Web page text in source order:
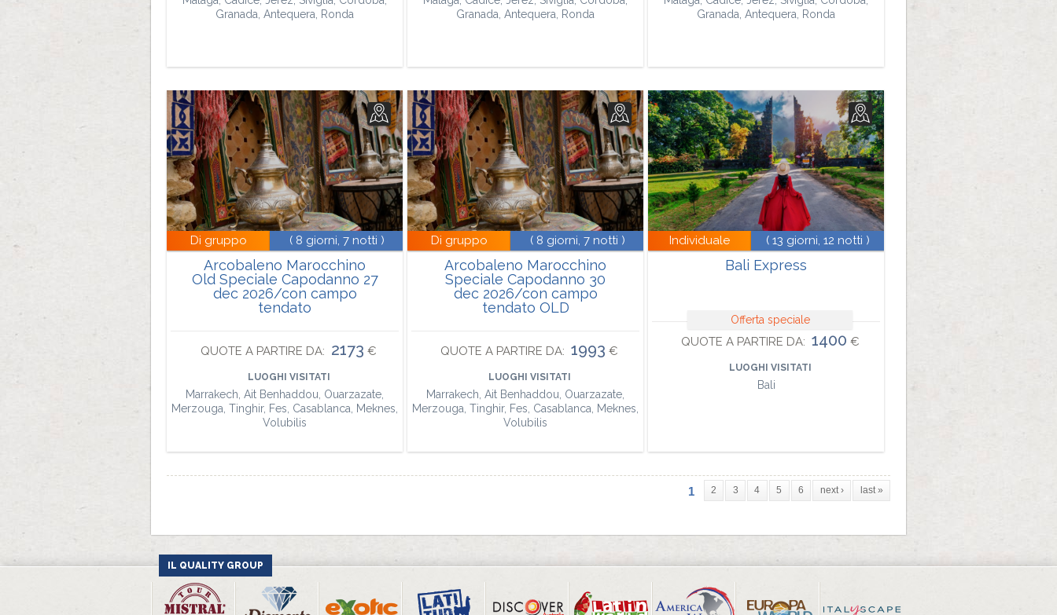
Granada, Antequera, Ronda
Granada, Antequera, Ronda
Granada, Antequera, Ronda
Di gruppo ( 8 giorni, 7 notti )
Arcobaleno Marocchino
Old Speciale Capodanno 27
dec 2026/con campo
tendato
QUOTE A PARTIRE DA: 2173 €
LUOGHI VISITATI
Marrakech, Ait Benhaddou, Ouarzazate,
Merzouga, Tinghir, Fes, Casablanca, Meknes,
Volubilis
Di gruppo ( 8 giorni, 7 notti )
Arcobaleno Marocchino
Speciale Capodanno 30
dec 2026/con campo
tendato OLD
QUOTE A PARTIRE DA: 1993 €
LUOGHI VISITATI
Marrakech, Ait Benhaddou, Ouarzazate,
Merzouga, Tinghir, Fes, Casablanca, Meknes,
Volubilis
Individuale ( 13 giorni, 12 notti )
Bali Express
Offerta speciale
QUOTE A PARTIRE DA: 1400 €
LUOGHI VISITATI
Bali
1 2 3 4 5 6 next › last »
IL QUALITY GROUP